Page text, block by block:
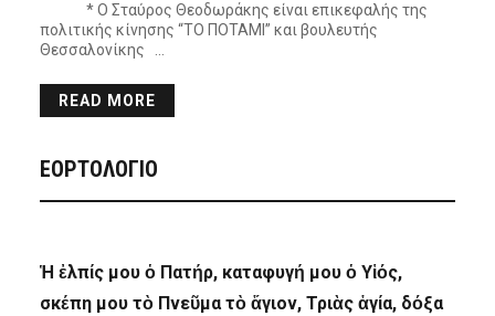
* Ο Σταύρος Θεοδωράκης είναι επικεφαλής της
πολιτικής κίνησης “ΤΟ ΠΟΤΑΜΙ” και βουλευτής
Θεσσαλονίκης …
READ MORE
ΕΟΡΤΟΛΟΓΙΟ
Ἡ ἐλπίς μου ὁ Πατήρ, καταφυγή μου ὁ Υἱός,
σκέπη μου τὸ Πνεῦμα τὸ ἅγιον, Τριὰς ἁγία, δόξα